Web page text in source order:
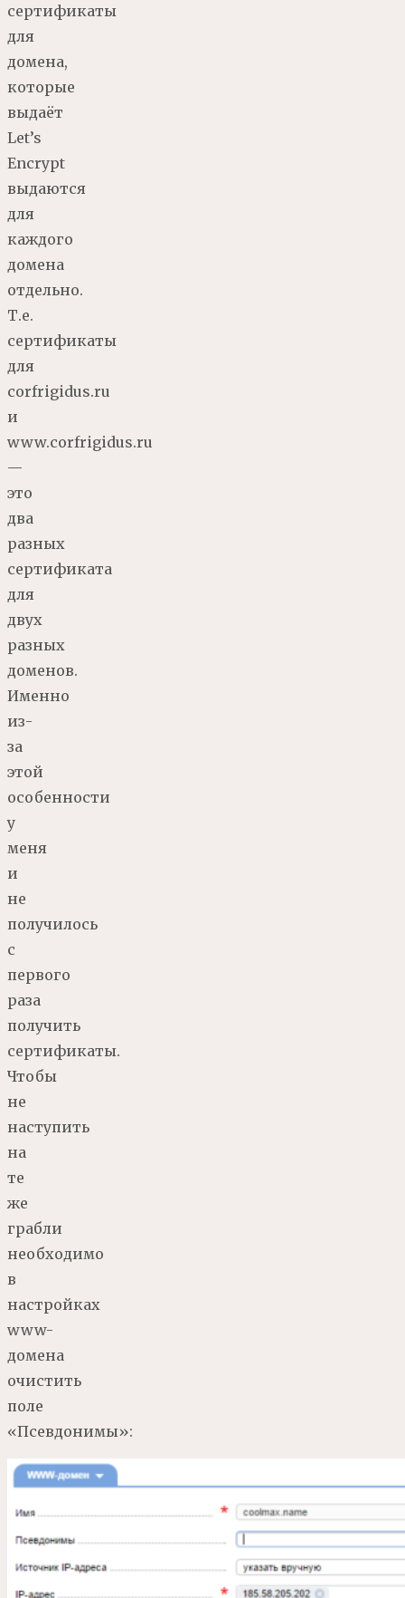
сертификаты
для
домена,
которые
выдаёт
Let’s
Encrypt
выдаются
для
каждого
домена
отдельно.
Т.е.
сертификаты
для
corfrigidus.ru
и
www.corfrigidus.ru
—
это
два
разных
сертификата
для
двух
разных
доменов.
Именно
из-
за
этой
особенности
у
меня
и
не
получилось
с
первого
раза
получить
сертификаты.
Чтобы
не
наступить
на
те
же
грабли
необходимо
в
настройках
www-
домена
очистить
поле
«Псевдонимы»: